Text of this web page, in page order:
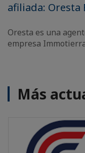
afiliada: Oresta
Oresta es una
empresa
Más